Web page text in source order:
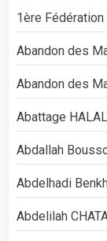
1ère
Abandon des
Abandon des
Abattage HALAL
Abdallah
Abdelhadi
Abdelilah